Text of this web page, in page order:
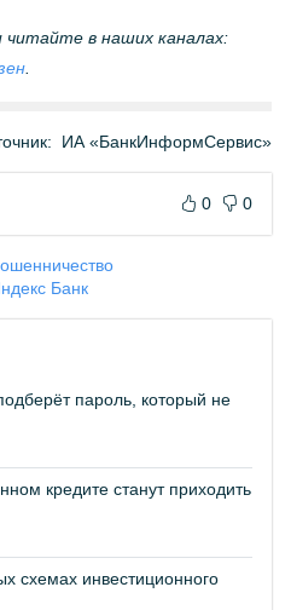
читайте в наших каналах:
ИА «БанкИнформСервис»
0 0
Банк
пароль, который не
кредите станут приходить
схемах инвестиционного